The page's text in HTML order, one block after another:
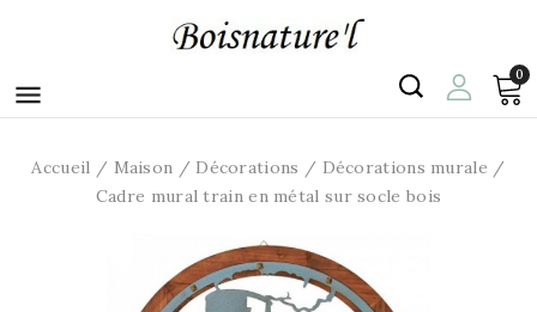

0
Accueil Maison Décorations
Décorations murale
Cadre mural train en métal sur socle bois